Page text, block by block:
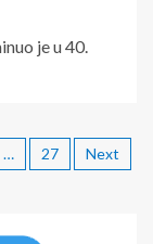
je u 40.
… 27 Next